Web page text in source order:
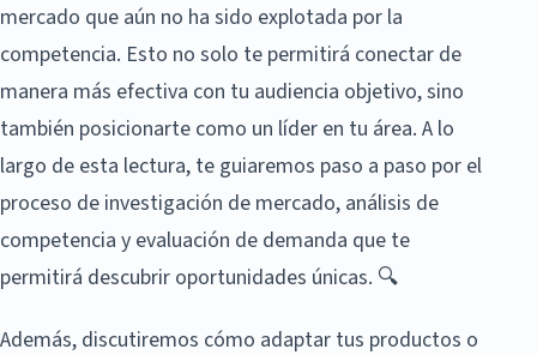
mercado que aún no ha sido explotada por la
competencia. Esto no solo te permitirá conectar de
manera más efectiva con tu audiencia objetivo, sino
también posicionarte como un líder en tu área. A lo
largo de esta lectura, te guiaremos paso a paso por el
proceso de investigación de mercado, análisis de
competencia y evaluación de demanda que te
permitirá descubrir oportunidades únicas. 🔍
Además, discutiremos cómo adaptar tus productos o